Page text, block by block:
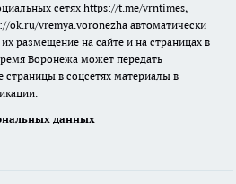
сетях https://t.me/vrntimes,
ok.ru/vremya.voronezha автоматически
размещение на сайте и на страницах в
Воронежа может передать
страницы в соцсетях материалы в
данных